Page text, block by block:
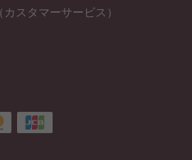
スタマーサービス）